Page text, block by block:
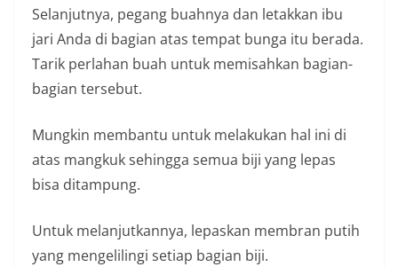
Selanjutnya, pegang buahnya dan letakkan ibu
jari Anda di bagian atas tempat bunga itu berada.
Tarik perlahan buah untuk memisahkan bagian-
bagian tersebut.
Mungkin membantu untuk melakukan hal ini di
atas mangkuk sehingga semua biji yang lepas
bisa ditampung.
Untuk melanjutkannya, lepaskan membran putih
yang mengelilingi setiap bagian biji.